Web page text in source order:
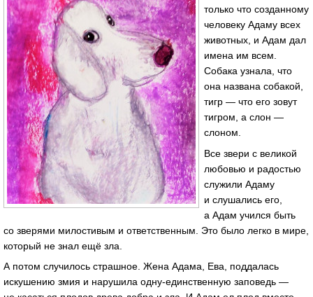
только что созданному
человеку Адаму всех
животных, и Адам дал
имена им всем.
Собака узнала, что
она названа собакой,
тигр — что его зовут
тигром, а слон —
слоном.
Все звери с великой
любовью и радостью
служили Адаму
и слушались его,
а Адам учился быть
со зверями милостивым и ответственным. Это было легко в мире,
который не знал ещё зла.
А потом случилось страшное. Жена Адама, Ева, поддалась
искушению змия и нарушила одну-единственную заповедь —